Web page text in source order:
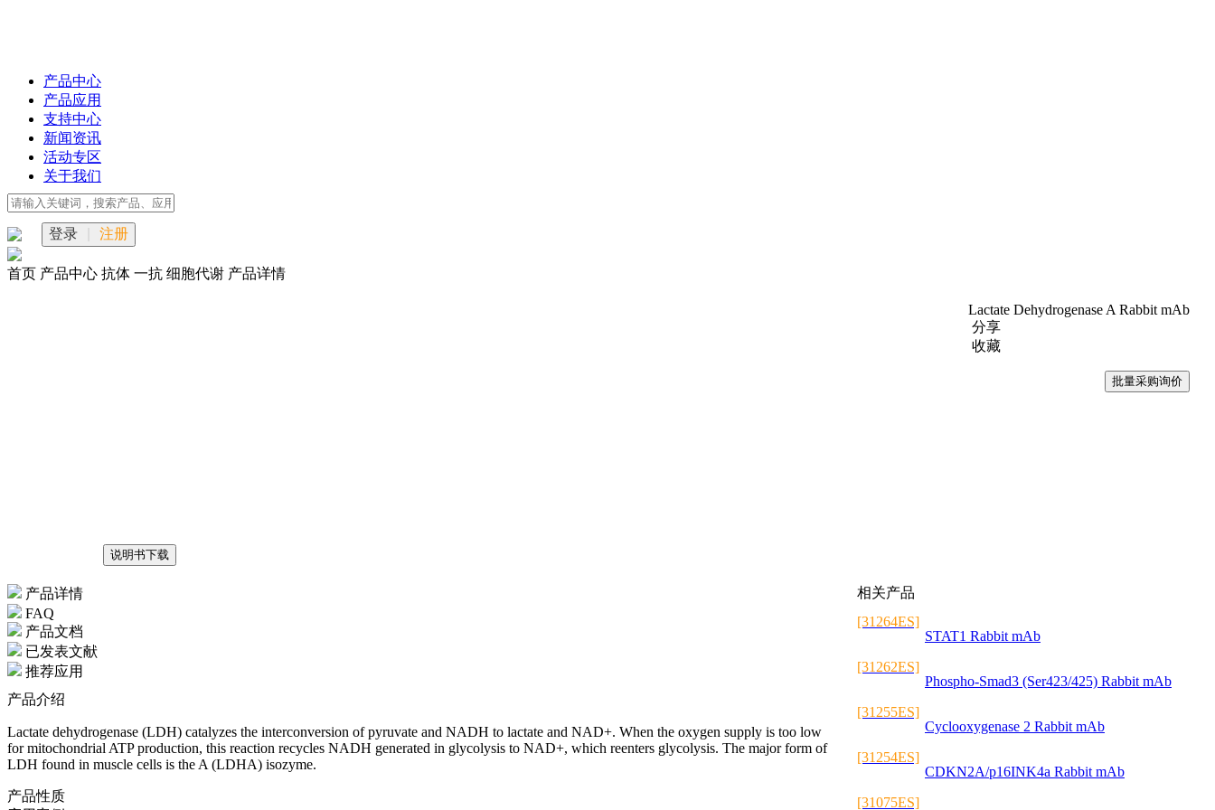
产品中心
产品应用
支持中心
新闻资讯
活动专区
关于我们
登录 注册
首页 产品中心 抗体 一抗 细胞代谢 产品详情
说明书下载
Lactate Dehydrogenase A Rabbit mAb
分享
收藏
批量采购询价
产品详情
FAQ
产品文档
已发表文献
推荐应用
产品介绍
Lactate dehydrogenase (LDH) catalyzes the interconversion of pyruvate and NADH to lactate and NAD+. When the oxygen supply is too low
for mitochondrial ATP production, this reaction recycles NADH generated in glycolysis to NAD+, which reenters glycolysis. The major form of
LDH found in muscle cells is the A (LDHA) isozyme.
产品性质
相关产品
[31264ES]
STAT1 Rabbit mAb
[31262ES]
Phospho-Smad3 (Ser423/425) Rabbit mAb
[31255ES]
Cyclooxygenase 2 Rabbit mAb
[31254ES]
CDKN2A/p16INK4a Rabbit mAb
[31075ES]